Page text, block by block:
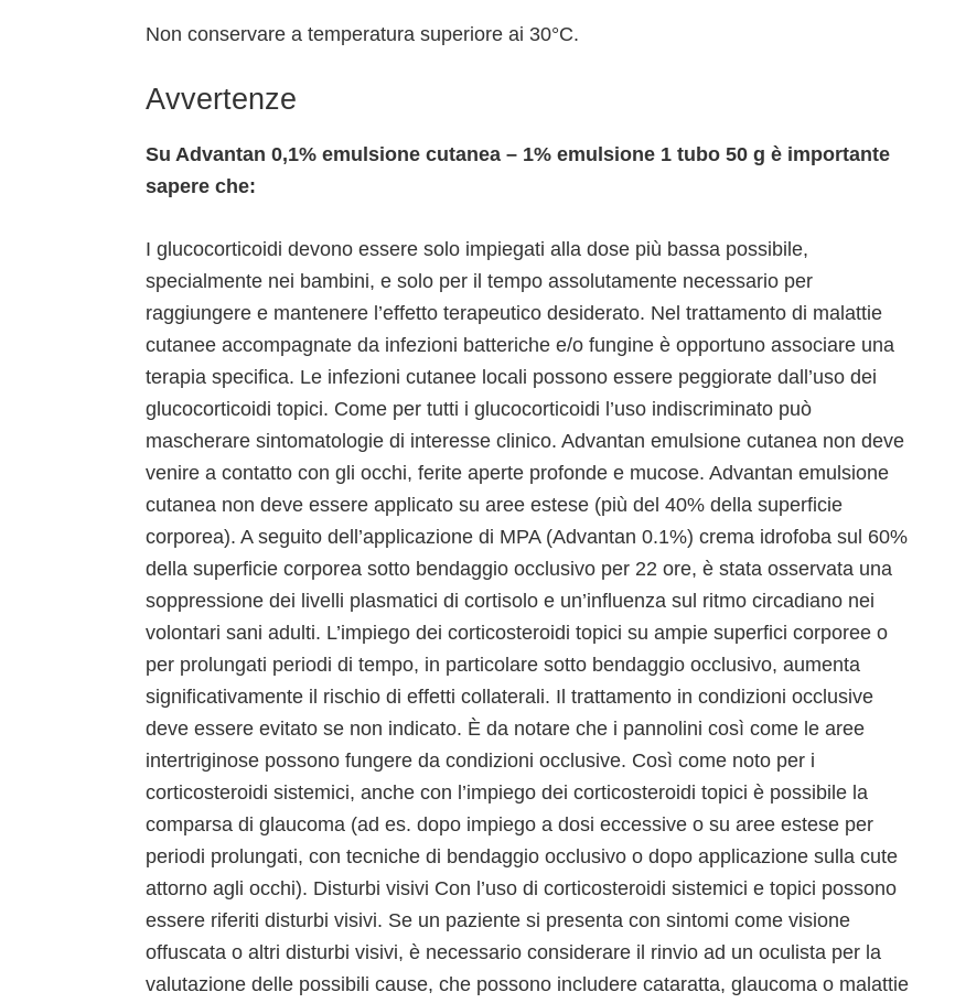
Non conservare a temperatura superiore ai 30°C.
Avvertenze
Su Advantan 0,1% emulsione cutanea – 1% emulsione 1 tubo 50 g è importante
sapere che:
I glucocorticoidi devono essere solo impiegati alla dose più bassa possibile,
specialmente nei bambini, e solo per il tempo assolutamente necessario per
raggiungere e mantenere l’effetto terapeutico desiderato. Nel trattamento di malattie
cutanee accompagnate da infezioni batteriche e/o fungine è opportuno associare una
terapia specifica. Le infezioni cutanee locali possono essere peggiorate dall’uso dei
glucocorticoidi topici. Come per tutti i glucocorticoidi l’uso indiscriminato può
mascherare sintomatologie di interesse clinico. Advantan emulsione cutanea non deve
venire a contatto con gli occhi, ferite aperte profonde e mucose. Advantan emulsione
cutanea non deve essere applicato su aree estese (più del 40% della superficie
corporea). A seguito dell’applicazione di MPA (Advantan 0.1%) crema idrofoba sul 60%
della superficie corporea sotto bendaggio occlusivo per 22 ore, è stata osservata una
soppressione dei livelli plasmatici di cortisolo e un’influenza sul ritmo circadiano nei
volontari sani adulti. L’impiego dei corticosteroidi topici su ampie superfici corporee o
per prolungati periodi di tempo, in particolare sotto bendaggio occlusivo, aumenta
significativamente il rischio di effetti collaterali. Il trattamento in condizioni occlusive
deve essere evitato se non indicato. È da notare che i pannolini così come le aree
intertriginose possono fungere da condizioni occlusive. Così come noto per i
corticosteroidi sistemici, anche con l’impiego dei corticosteroidi topici è possibile la
comparsa di glaucoma (ad es. dopo impiego a dosi eccessive o su aree estese per
periodi prolungati, con tecniche di bendaggio occlusivo o dopo applicazione sulla cute
attorno agli occhi). Disturbi visivi Con l’uso di corticosteroidi sistemici e topici possono
essere riferiti disturbi visivi. Se un paziente si presenta con sintomi come visione
offuscata o altri disturbi visivi, è necessario considerare il rinvio ad un oculista per la
valutazione delle possibili cause, che possono includere cataratta, glaucoma o malattie